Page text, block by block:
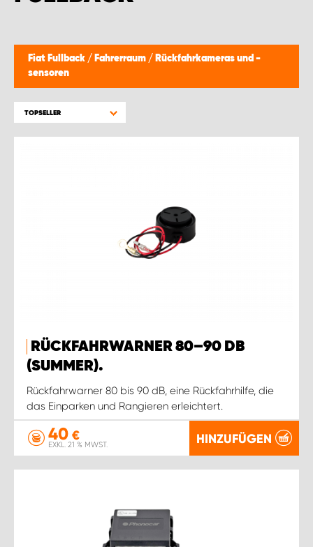
Fiat Fullback / Fahrerraum / Rückfahrkameras und -
sensoren
TOPSELLER
RÜCKFAHRWARNER 80–90 DB
(SUMMER).
Rückfahrwarner 80 bis 90 dB, eine Rückfahrhilfe, die
das Einparken und Rangieren erleichtert.
40 €
EXKL. 21 % MWST. HINZUFÜGEN
WORK SYSTEM BRÜSSEL
WORK SYSTEM LIMBURG-KEMPEN
WORK SYSTEM WORK SYSTEM BRÜGGE